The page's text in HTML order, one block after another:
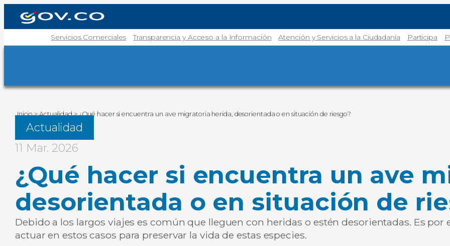
Servicios Comerciales Transparencia y Acceso a la Información Atención y Servicios a la Ciudadanía Participa
Inicio>Actualidad>¿Qué hacer si encuentra un ave migratoria herida, desorientada o en situación de riesgo?
Actualidad
11 Mar. 2026
¿Qué hacer si encuentra un ave
desorientada o en situación de
Debido a los largos viajes es común que lleguen con heridas o estén desorientadas. Es
actuar en estos casos para preservar la vida de estas especies.